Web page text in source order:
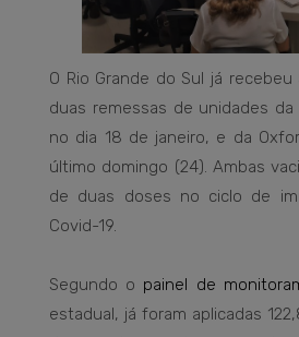
O Rio Grande do Sul já recebeu
duas remessas de unidades da
no dia 18 de janeiro, e da
último domingo (24). Ambas
de duas doses no ciclo de
Covid-19.
Segundo o painel de
estadual, já foram aplicadas